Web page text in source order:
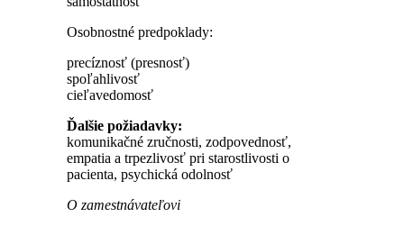
Osobnostné predpoklady:
precíznosť (presnosť)
spoľahlivosť
cieľavedomosť
Ďalšie požiadavky:
komunikačné zručnosti, zodpovednosť,
empatia a trpezlivosť pri starostlivosti o
pacienta, psychická odolnosť
O zamestnávateľovi